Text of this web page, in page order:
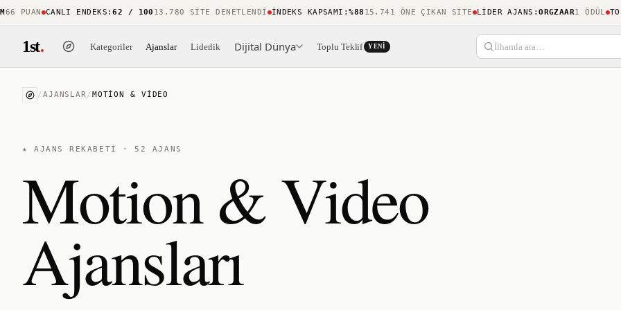
CANLI ENDEKS: 62 / 100 13.780 SITE DENETLENDI İNDEKS KAPSAMI:%88 15.741 ÖNE ÇIKAN SITE LIDER AJANS:ORGZAAR1 ÖDÜL
1st. Kategoriler Ajanslar Liderlik Dijital Dünya Toplu Teklif YENI İlhamla ara…
/AJANSLAR/MOTION & VIDEO
★ AJANS REKABETİ ·52 AJANS
Motion & Video
Ajansları